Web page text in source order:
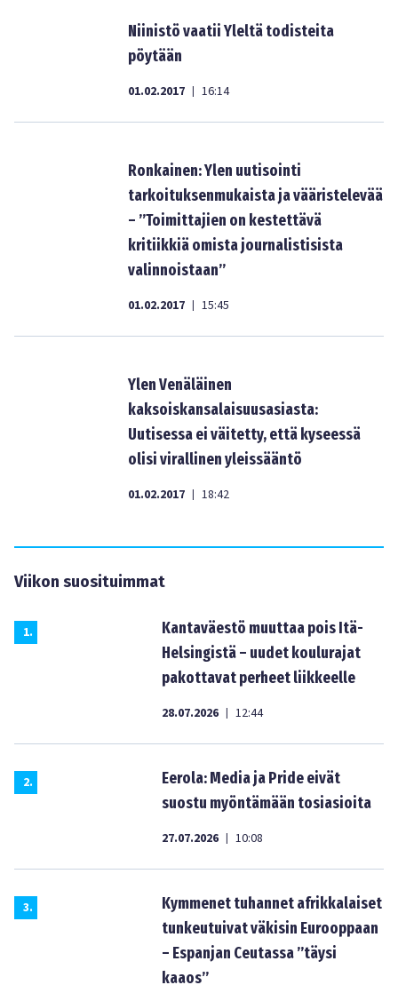
Niinistö vaatii Yleltä todisteita
pöytään
01.02.2017 | 16:14
Ronkainen: Ylen uutisointi
tarkoituksenmukaista ja vääristelevää
– ”Toimittajien on kestettävä
kritiikkiä omista journalistisista
valinnoistaan”
01.02.2017 | 15:45
Ylen Venäläinen
kaksoiskansalaisuusasiasta:
Uutisessa ei väitetty, että kyseessä
olisi virallinen yleissääntö
01.02.2017 | 18:42
Viikon suosituimmat
1.
Kantaväestö muuttaa pois Itä-
Helsingistä – uudet koulurajat
pakottavat perheet liikkeelle
28.07.2026 | 12:44
2.
Eerola: Media ja Pride eivät
suostu myöntämään tosiasioita
27.07.2026 | 10:08
3.
Kymmenet tuhannet afrikkalaiset
tunkeutuivat väkisin Eurooppaan
– Espanjan Ceutassa ”täysi
kaaos”